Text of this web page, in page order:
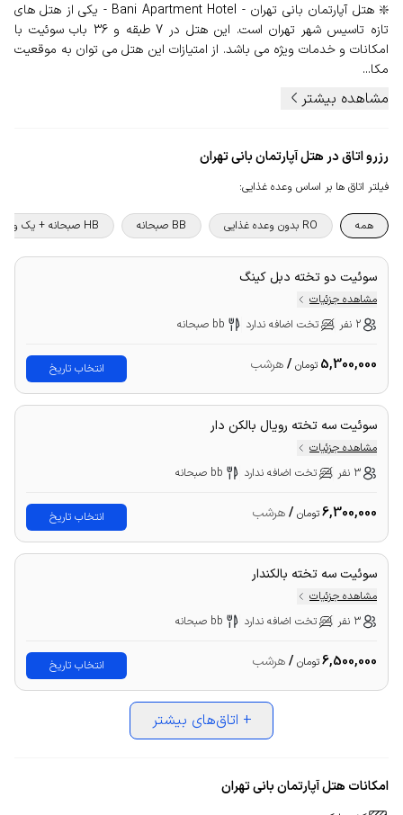
❇️ هتل آپارتمان بانی تهران - Bani Apartment Hotel - یکی از هتل های
تازه تاسیس شهر تهران است. این هتل در 7 طبقه و 36 باب سوئیت با
امکانات و خدمات ویژه می باشد. از امتیازات این هتل می توان به موقعیت
مکا...
مشاهده بیشتر
رزرو اتاق در هتل آپارتمان بانی تهران
فیلتر اتاق ها بر اساس وعده غذایی:
همه RO بدون وعده غذایی BB صبحانه HB صبحانه + یک وعده غذا
سوئیت دو تخته دبل کینگ
مشاهده جزئیات
2 نفر
تخت اضافه ندارد bb صبحانه
5,300,000 تومان /هرشب انتخاب تاریخ
سوئیت سه تخته رویال بالکن دار
مشاهده جزئیات
3 نفر
تخت اضافه ندارد bb صبحانه
6,300,000تومان /هرشب انتخاب تاریخ
سوئیت سه تخته بالکندار
مشاهده جزئیات
3 نفر
تخت اضافه ندارد bb صبحانه
6,500,000تومان /هرشب انتخاب تاریخ
+ اتاق‌های بیشتر
امکانات هتل آپارتمان بانی تهران